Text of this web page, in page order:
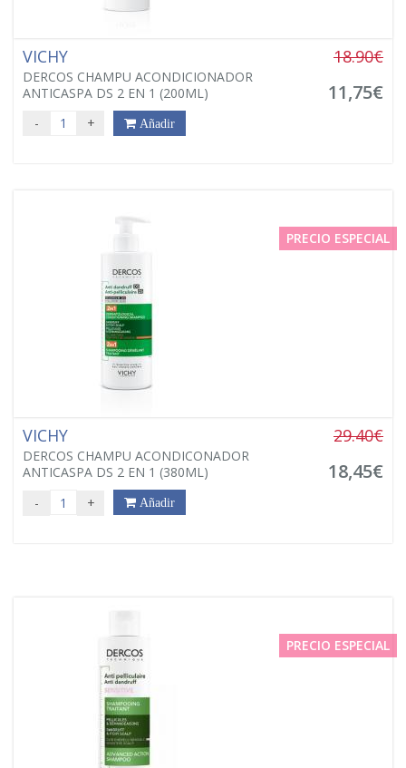
VICHY
DERCOS CHAMPU ACONDICIONADOR
ANTICASPA DS 2 EN 1 (200ML)
18.90€
11,75€
- + Añadir
PRECIO ESPECIAL
VICHY
DERCOS CHAMPU ACONDICONADOR
ANTICASPA DS 2 EN 1 (380ML)
29.40€
18,45€
- + Añadir
PRECIO ESPECIAL